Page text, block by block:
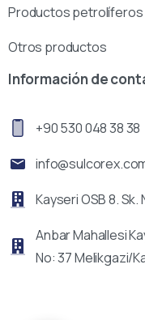
Productos petrolíferos
Otros productos
Información de
+90 530 048 38 38
Kayseri OSB 8.
Anbar Mahallesi
No: 37 Melikgazi/